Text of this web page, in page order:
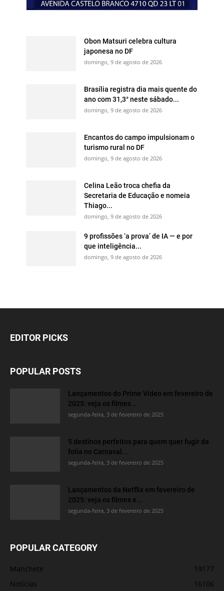
Obon Matsuri celebra cultura
japonesa no DF
domingo, 9 de agosto de 2026
Brasília registra dia mais quente do
ano com 31,3° neste sábado...
domingo, 9 de agosto de 2026
Encantos do campo impulsionam o
turismo rural no DF
domingo, 9 de agosto de 2026
Celina Leão troca chefia da
Secretaria de Educação e nomeia
Thiago...
domingo, 9 de agosto de 2026
9 profissões ‘a prova’ de IA — e por
que inteligência...
domingo, 9 de agosto de 2026
EDITOR PICKS
POPULAR POSTS
Lançamentos do Prime Video em fevereiro de
2025: veja os filmes...
segunda-feira, 3 de fevereiro de 2025
5 destinos perfeitos para quem quer fugir da
folia no Carnaval...
segunda-feira, 3 de fevereiro de 2025
Lançamentos da Netflix em fevereiro de
2025: veja os filmes e...
segunda-feira, 3 de fevereiro de 2025
POPULAR CATEGORY
Manchete
19177
Notícias
16106